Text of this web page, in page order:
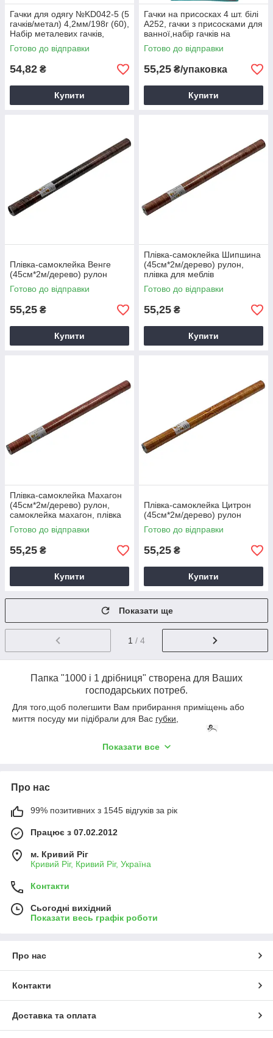
Гачки для одягу №KD042-5 (5
гачків/метал) 4,2мм/198г (60),
Набір металевих гачків,
Настінні гачки для одягу
Готово до відправки
54,82 ₴
Купити
Гачки на присосках 4 шт. білі
A252, гачки з присосками для
ванної,набір гачків на
присосках
Готово до відправки
55,25 ₴/упаковка
Купити
Плівка-самоклейка Венге
(45см*2м/дерево) рулон
Готово до відправки
55,25 ₴
Купити
Плівка-самоклейка Шипшина
(45см*2м/дерево) рулон,
плівка для меблів
Готово до відправки
55,25 ₴
Купити
Плівка-самоклейка Махагон
(45см*2м/дерево) рулон,
самоклейка махагон, плівка
під дерево
Готово до відправки
55,25 ₴
Купити
Плівка-самоклейка Цитрон
(45см*2м/дерево) рулон
Готово до відправки
55,25 ₴
Купити
Показати ще
1 / 4
Папка "1000 і 1 дрібниця" створена для Ваших
господарських потреб.
Для того,щоб полегшити Вам прибирання приміщень або
миття посуду ми підібрали для Вас губки,
на любой литраж, размер,цвет, с
Пищевая пленка,фольга,пергамент
Мочалки,губки для тіла
будуть завжди придатні, в доступному
ціновому сегменті.
яке ж свято без свічок? Підберіть
свічки -феєрверк, декоративні свічки, які створять ще більш
затишну атмосферу.
спиртдля любителів розпалити вогник.
Показати все
Про нас
99% позитивних з 1545 відгуків за рік
Працює з 07.02.2012
м. Кривий Ріг
Кривий Ріг, Кривий Ріг, Україна
Контакти
Сьогодні вихідний
Показати весь графік роботи
Про нас
Контакти
Доставка та оплата